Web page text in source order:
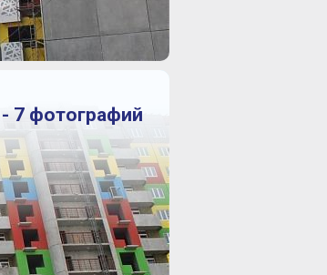
7 фотографий